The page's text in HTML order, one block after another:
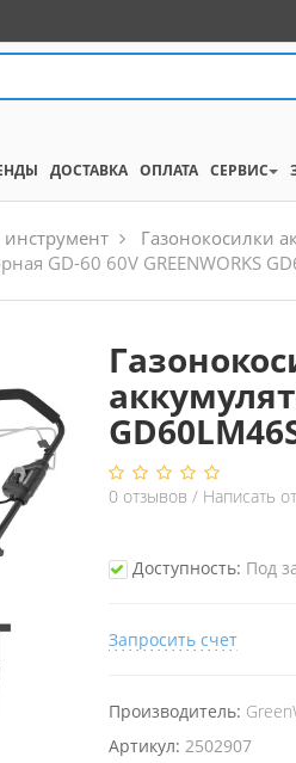
ДОСТАВКА ОПЛАТА СЕРВИС
Газонокосилки
GD-60 60V GREENWORKS
0 отзывов / Написать
Доступность: Под
Запросить счет
Производитель:
Артикул: 2502907